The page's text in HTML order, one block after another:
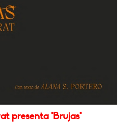
presenta "Brujas"